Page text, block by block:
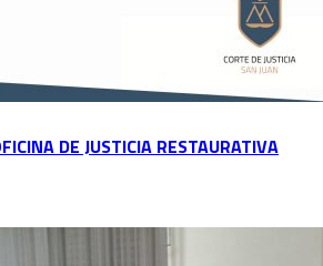
DE JUSTICIA RESTAURATIVA